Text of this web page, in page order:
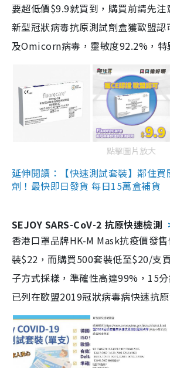
要超低價$9.9就買到，購買前請先
新型冠狀病毒抗原測試劑盒獲歐盟
及Omicorn病毒，靈敏度92.2%，特
點擊圖片放大
延伸閱讀：【快速測試套裝】鄰住
劑！最快即日發貨 每日15萬盒補貨
SEJOY SARS-CoV-2 抗原快速檢測
香港口罩品牌HK-M Mask抗疫價發
裝$22，而購買500套裝低至$20/支
子方式採樣，準確性高達99%，15
已列在歐盟2019冠狀病毒病快速抗